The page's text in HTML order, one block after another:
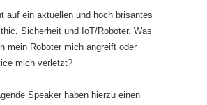
auf ein aktuellen und hoch brisantes
Sicherheit und IoT/Roboter. Was
mein Roboter mich angreift oder
mich verletzt?
Speaker haben hierzu einen